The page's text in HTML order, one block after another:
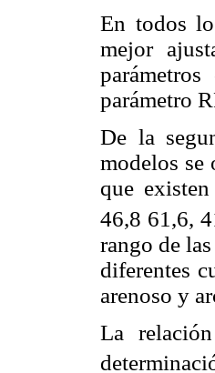
En todos
mejor
parámetro
De la
modelos se
que
46,8 61,6,
rango de
diferentes
arenoso y
La